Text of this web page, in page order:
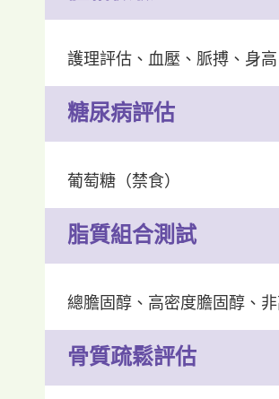
護理評估、血壓、脈搏、身
糖尿病評估
葡萄糖（禁食）
脂質組合測試
總膽固醇、高密度膽固醇、
骨質疏鬆評估